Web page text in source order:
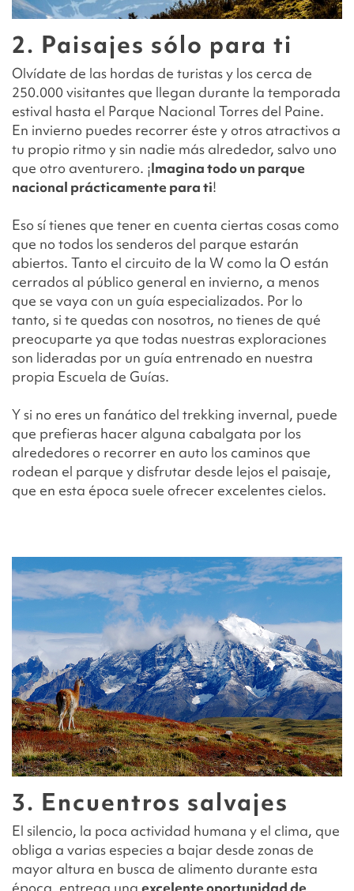
2. Paisajes sólo para ti
Olvídate de las hordas de turistas y los cerca de
250.000 visitantes que llegan durante la temporada
estival hasta el Parque Nacional Torres del Paine.
En invierno puedes recorrer éste y otros atractivos a
tu propio ritmo y sin nadie más alrededor, salvo uno
que otro aventurero. ¡Imagina todo un parque
nacional prácticamente para ti!
Eso sí tienes que tener en cuenta ciertas cosas como
que no todos los senderos del parque estarán
abiertos. Tanto el circuito de la W como la O están
cerrados al público general en invierno, a menos
que se vaya con un guía especializados. Por lo
tanto, si te quedas con nosotros, no tienes de qué
preocuparte ya que todas nuestras exploraciones
son lideradas por un guía entrenado en nuestra
propia Escuela de Guías.
Y si no eres un fanático del trekking invernal, puede
que prefieras hacer alguna cabalgata por los
alrededores o recorrer en auto los caminos que
rodean el parque y disfrutar desde lejos el paisaje,
que en esta época suele ofrecer excelentes cielos.
3. Encuentros salvajes
El silencio, la poca actividad humana y el clima, que
obliga a varias especies a bajar desde zonas de
mayor altura en busca de alimento durante esta